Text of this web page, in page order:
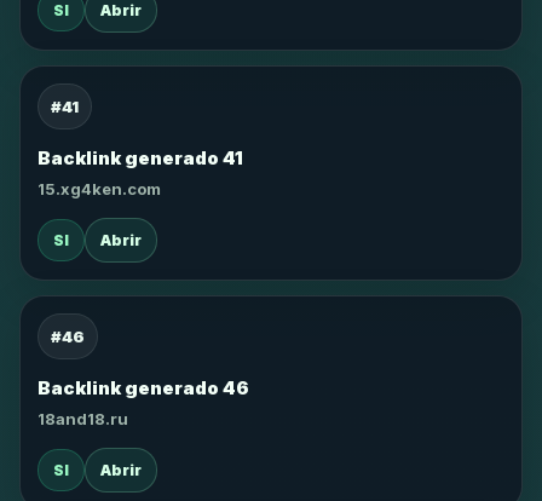
SI Abrir
#41
Backlink generado 41
15.xg4ken.com
SI Abrir
#46
Backlink generado 46
18and18.ru
SI Abrir